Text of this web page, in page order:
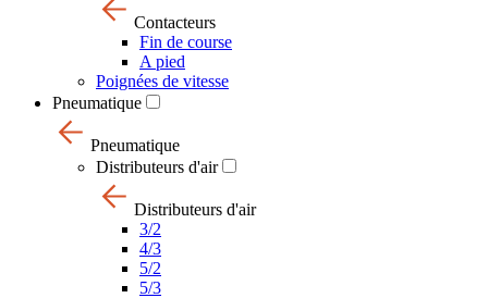
Contacteurs
Fin de course
A pied
Poignées de vitesse
Pneumatique
Pneumatique
Distributeurs d'air
Distributeurs d'air
3/2
4/3
5/2
5/3